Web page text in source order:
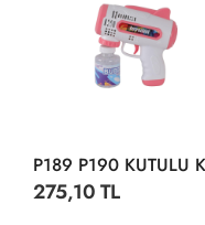
275,10 TL